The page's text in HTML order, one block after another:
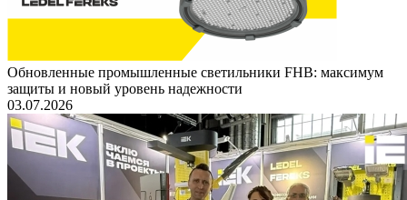
Обновленные промышленные светильники FHB: максимум
защиты и новый уровень надежности
03.07.2026